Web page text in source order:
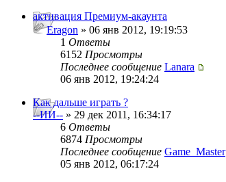
активация Премиум-акаунта
Eragon » 06 янв 2012, 19:19:53
1 Ответы
6152 Просмотры
Последнее сообщение Lanara
06 янв 2012, 19:24:24
Как дальше играть ?
--ИИ-- » 29 дек 2011, 16:34:17
6 Ответы
6874 Просмотры
Последнее сообщение Game_Master
05 янв 2012, 06:17:24